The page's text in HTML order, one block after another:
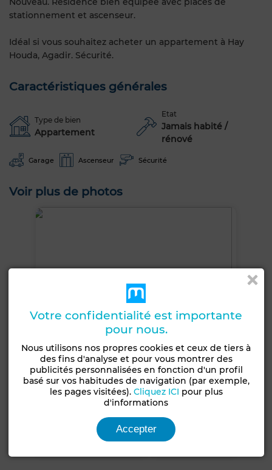
stationnement et ascenseur.
Idéal si vous souhaitez acheter un appartement à Hay
Houda, Agadir. Sécurité.
Caractéristiques générales
Type de bien
Appartement
Etat
Jamais habité /
rénové
Garage Ascenseur Sécurité
Voir plus de photos
+12 PHOTOS
Votre confidentialité est importante
pour nous.
Nous utilisons nos propres cookies et ceux de tiers à
des fins d'analyse et pour vous montrer des
publicités personnalisées en fonction d'un profil
basé sur vos habitudes de navigation (par exemple,
les pages visitées). Cliquez ICI pour plus
d'informations
Accepter